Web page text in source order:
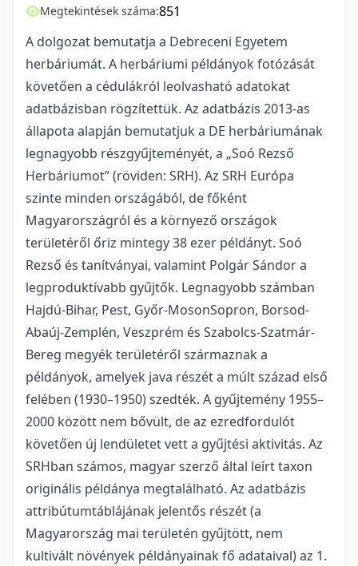
Megtekintések száma:851
A dolgozat bemutatja a Debreceni Egyetem
herbáriumát. A herbáriumi példányok fotózását
követően a cédulákról leolvasható adatokat
adatbázisban rögzítettük. Az adatbázis 2013-as
állapota alapján bemutatjuk a DE herbáriumának
legnagyobb részgyűjteményét, a „Soó Rezső
Herbáriumot” (röviden: SRH). Az SRH Európa
szinte minden országából, de főként
Magyarországról és a környező országok
területéről őriz mintegy 38 ezer példányt. Soó
Rezső és tanítványai, valamint Polgár Sándor a
legproduktívabb gyűjtők. Legnagyobb számban
Hajdú-Bihar, Pest, Győr-MosonSopron, Borsod-
Abaúj-Zemplén, Veszprém és Szabolcs-Szatmár-
Bereg megyék területéről származnak a
példányok, amelyek java részét a múlt század első
felében (1930–1950) szedték. A gyűjtemény 1955–
2000 között nem bővült, de az ezredfordulót
követően új lendületet vett a gyűjtési aktivitás. Az
SRHban számos, magyar szerző által leírt taxon
originális példánya megtalálható. Az adatbázis
attribútumtáblájának jelentős részét (a
Magyarország mai területén gyűjtött, nem
kultivált növények példányainak fő adataival) az 1.